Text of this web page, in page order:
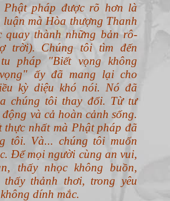
pháp được rõ hơn là
mà Hòa thượng Thanh
thành những bản rô-
trời). Chúng tôi tìm đến
pháp "Biết vọng không
ấy đã mang lại cho
kỳ diệu khó nói. Nó đã
chúng tôi thay đổi. Từ tư
và cả hoàn cảnh sống.
nhất mà Phật pháp đã
tôi. Và... chúng tôi muốn
Để mọi người cùng an vui,
thấy nhọc không buồn,
thảnh thơi, trong yêu
dính mắc.